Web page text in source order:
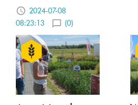
2024-07-08
08:23:13
(0)